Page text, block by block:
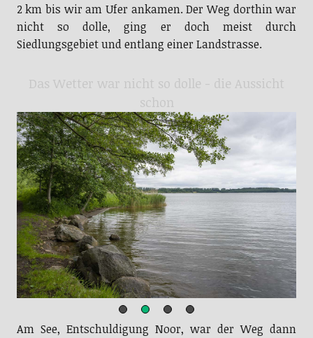
2 km bis wir am Ufer ankamen. Der Weg dorthin war
nicht so dolle, ging er doch meist durch
Siedlungsgebiet und entlang einer Landstrasse.
Das Wetter war nicht so dolle - die Aussicht
schon
Am See, Entschuldigung Noor, war der Weg dann